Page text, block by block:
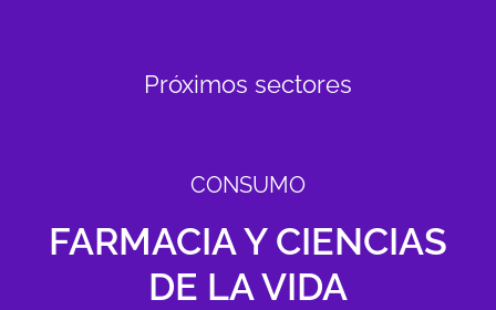
Próximos sectores
CONSUMO
FARMACIA Y CIENCIAS
DE LA VIDA